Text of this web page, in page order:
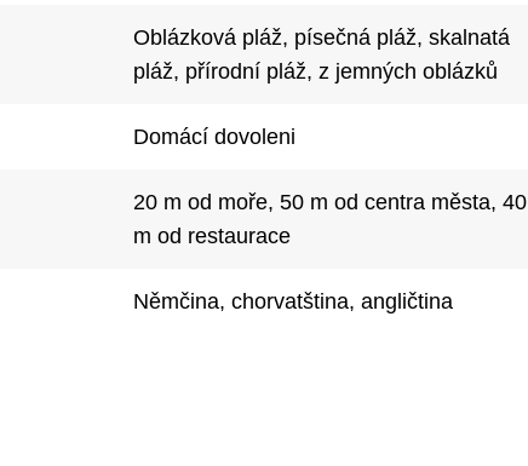
Oblázková pláž, písečná pláž, skalnatá
pláž, přírodní pláž, z jemných oblázků
Domácí dovoleni
20 m od moře, 50 m od centra města, 40
m od restaurace
Němčina, chorvatština, angličtina